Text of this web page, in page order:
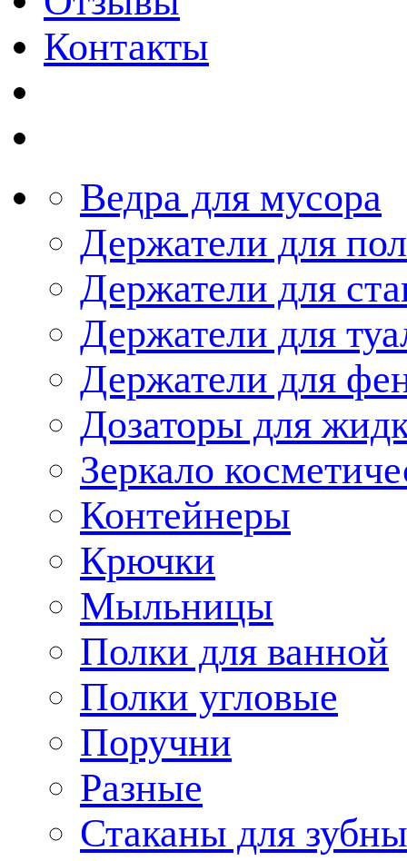
Контакты
Ведра для мусора
Держатели для
Держатели для
Держатели для
Держатели для
Дозаторы для
Зеркало
Контейнеры
Крючки
Мыльницы
Полки для ванной
Полки угловые
Поручни
Разные
Стаканы для